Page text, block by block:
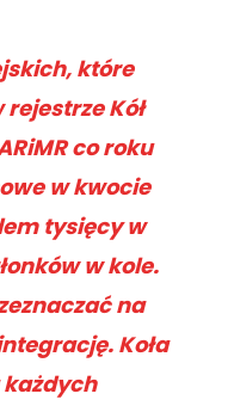
które
Kół
co roku
w kwocie
tysięcy w
w kole.
na
Koła
każdych